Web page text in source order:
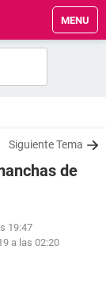
MENU
Siguiente Tema
de
19:47
a las 02:20